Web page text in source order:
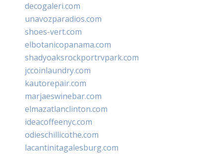
decogaleri.com
unavozparadios.com
shoes-vert.com
elbotanicopanama.com
shadyoaksrockportrvpark.com
jccoinlaundry.com
kautorepair.com
marjaeswinebar.com
elmazatlanclinton.com
ideacoffeenyc.com
odieschillicothe.com
lacantinitagalesburg.com